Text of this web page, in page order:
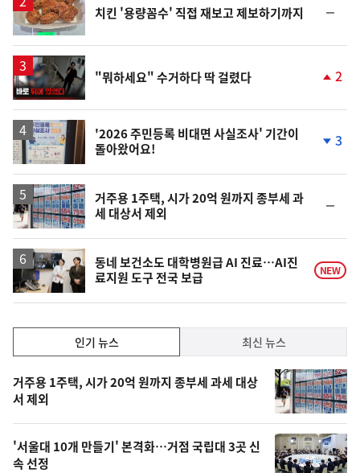
치킨 '용량꼼수' 직접 재보고 제보하기까지
일
영
상
"뭐하세요" 수거하다 딱 걸렸다
상
2
'2026 주민등록 비대면 사실조사' 기간이
돌아왔어요!
하
3
거주용 1주택, 시가 20억 원까지 종부세 과
세 대상서 제외
일
동네 보건소도 대학병원급 AI 진료…AI진
료지원 도구 전국 보급
NEW
기,
최
신,
오
늘
인기 뉴스 최신 뉴스
인
기
뉴
스
거주용 1주택, 시가 20억 원까지 종부세 과세 대상
서 제외
'서울대 10개 만들기' 본격화…거점 국립대 3곳 신
속 선정